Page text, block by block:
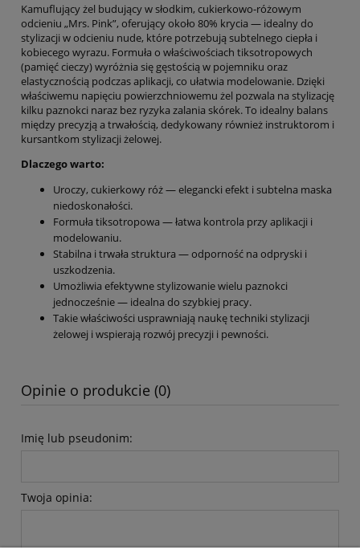
Kamuflujący żel budujący w słodkim, cukierkowo-różowym
odcieniu „Mrs. Pink”, oferujący około 80% krycia — idealny do
stylizacji w odcieniu nude, które potrzebują subtelnego ciepła i
kobiecego wyrazu. Formuła o właściwościach tiksotropowych
(pamięć cieczy) wyróżnia się gęstością w pojemniku oraz
elastycznością podczas aplikacji, co ułatwia modelowanie. Dzięki
właściwemu napięciu powierzchniowemu żel pozwala na stylizację
kilku paznokci naraz bez ryzyka zalania skórek. To idealny balans
między precyzją a trwałością, dedykowany również instruktorom i
kursantkom stylizacji żelowej.
Dlaczego warto:
Uroczy, cukierkowy róż — elegancki efekt i subtelna maska
niedoskonałości.
Formuła tiksotropowa — łatwa kontrola przy aplikacji i
modelowaniu.
Stabilna i trwała struktura — odporność na odpryski i
uszkodzenia.
Umożliwia efektywne stylizowanie wielu paznokci
jednocześnie — idealna do szybkiej pracy.
Takie właściwości usprawniają naukę techniki stylizacji
żelowej i wspierają rozwój precyzji i pewności.
Opinie o produkcie (0)
Imię lub pseudonim:
Twoja opinia: